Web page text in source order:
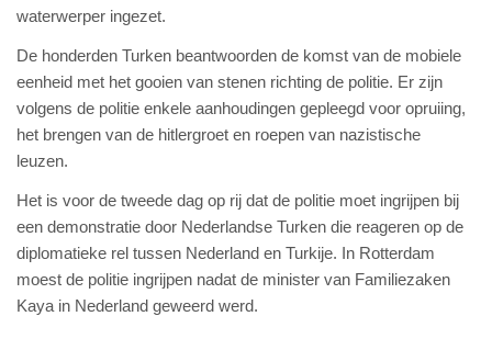
waterwerper ingezet.
De honderden Turken beantwoorden de komst van de mobiele
eenheid met het gooien van stenen richting de politie. Er zijn
volgens de politie enkele aanhoudingen gepleegd voor opruiing,
het brengen van de hitlergroet en roepen van nazistische
leuzen.
Het is voor de tweede dag op rij dat de politie moet ingrijpen bij
een demonstratie door Nederlandse Turken die reageren op de
diplomatieke rel tussen Nederland en Turkije. In Rotterdam
moest de politie ingrijpen nadat de minister van Familiezaken
Kaya in Nederland geweerd werd.